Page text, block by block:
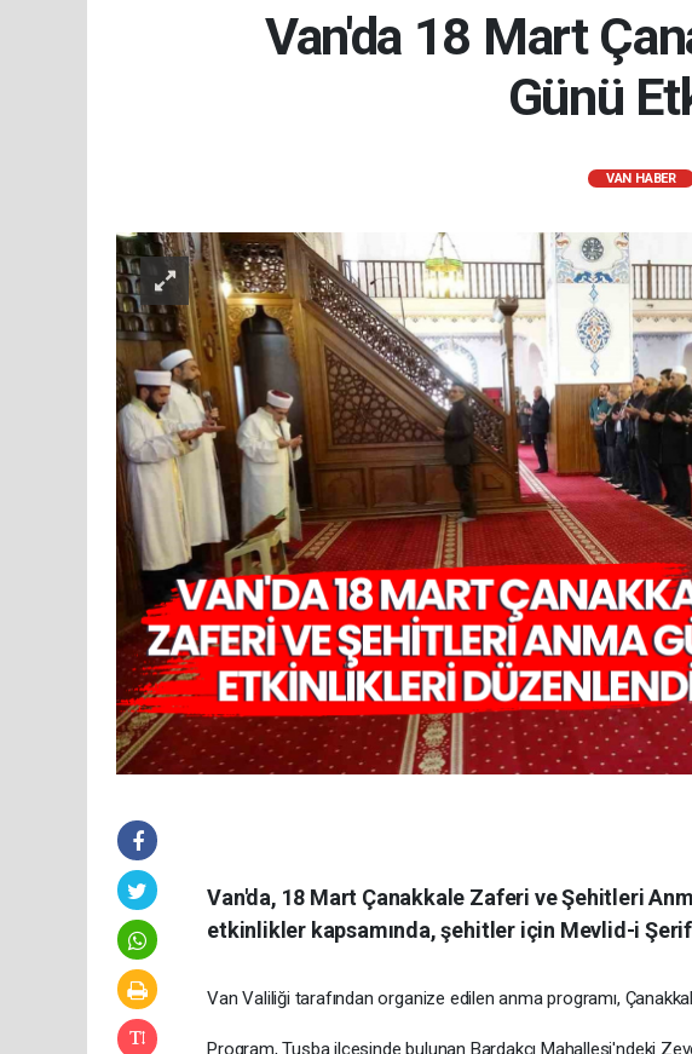
Van'da 18 Mart
Günü
VAN HABER
Van'da, 18 Mart Çanakkale Zaferi ve Şehitleri
etkinlikler kapsamında, şehitler için Mevlid-i
Van Valiliği tarafından organize edilen anma programı,
Program, Tuşba ilçesinde bulunan Bardakçı Mahallesi'ndeki